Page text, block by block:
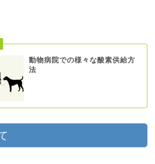
動物病院での様々な酸素供給方
法